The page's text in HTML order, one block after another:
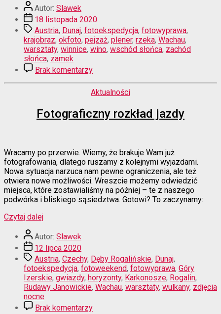
Dunajem”
Autor
wpisu
Autor: Slawek
Data
wpisu
18 listopada 2020
TagiAustria, Dunaj, fotoekspedycja, fotowyprawa,
krajobraz, okfoto, pejzaż, plener, rzeka, Wachau,
warsztaty, winnice, wino, wschód słońca, zachód
słońca, zamek
Brak komentarzydo
Zamek
nad
DunajemKategorie
Aktualności
Fotograficzny rozkład jazdy
Wracamy po przerwie. Wiemy, że brakuje Wam już
fotografowania, dlatego ruszamy z kolejnymi wyjazdami.
Nowa sytuacja narzuca nam pewne ograniczenia, ale też
otwiera nowe możliwości. Wreszcie możemy odwiedzić
miejsca, które zostawialiśmy na później – te z naszego
podwórka i bliskiego sąsiedztwa. Gotowi? To zaczynamy:
Czytaj dalej“Fotograficzny
jazdy”
Autor
wpisu
Autor: Slawek
Data
wpisu
12 lipca 2020
TagiAustria, Czechy, Dęby Rogalińskie, Dunaj,
fotoekspedycja, fotoweekend, fotowyprawa, Góry
Izerskie, gwiazdy, horyzonty, Karkonosze, Rogalin,
Rudawy Janowickie, Wachau, warsztaty, wulkany, zdjęcia
nocne
Brak komentarzydo